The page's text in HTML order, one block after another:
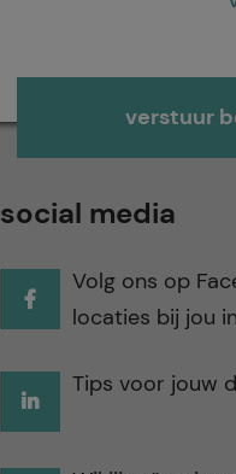
social media
Volg ons op
locaties bij jou
Tips voor jouw